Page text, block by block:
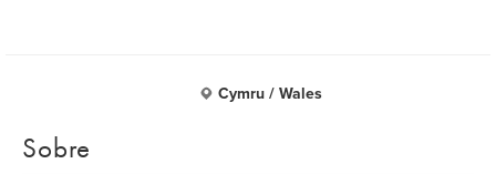
Cymru / Wales
Sobre